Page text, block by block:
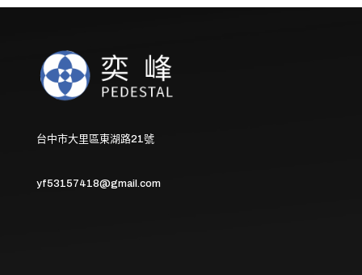
台中市大里區東湖路21號
yf53157418@gmail.com